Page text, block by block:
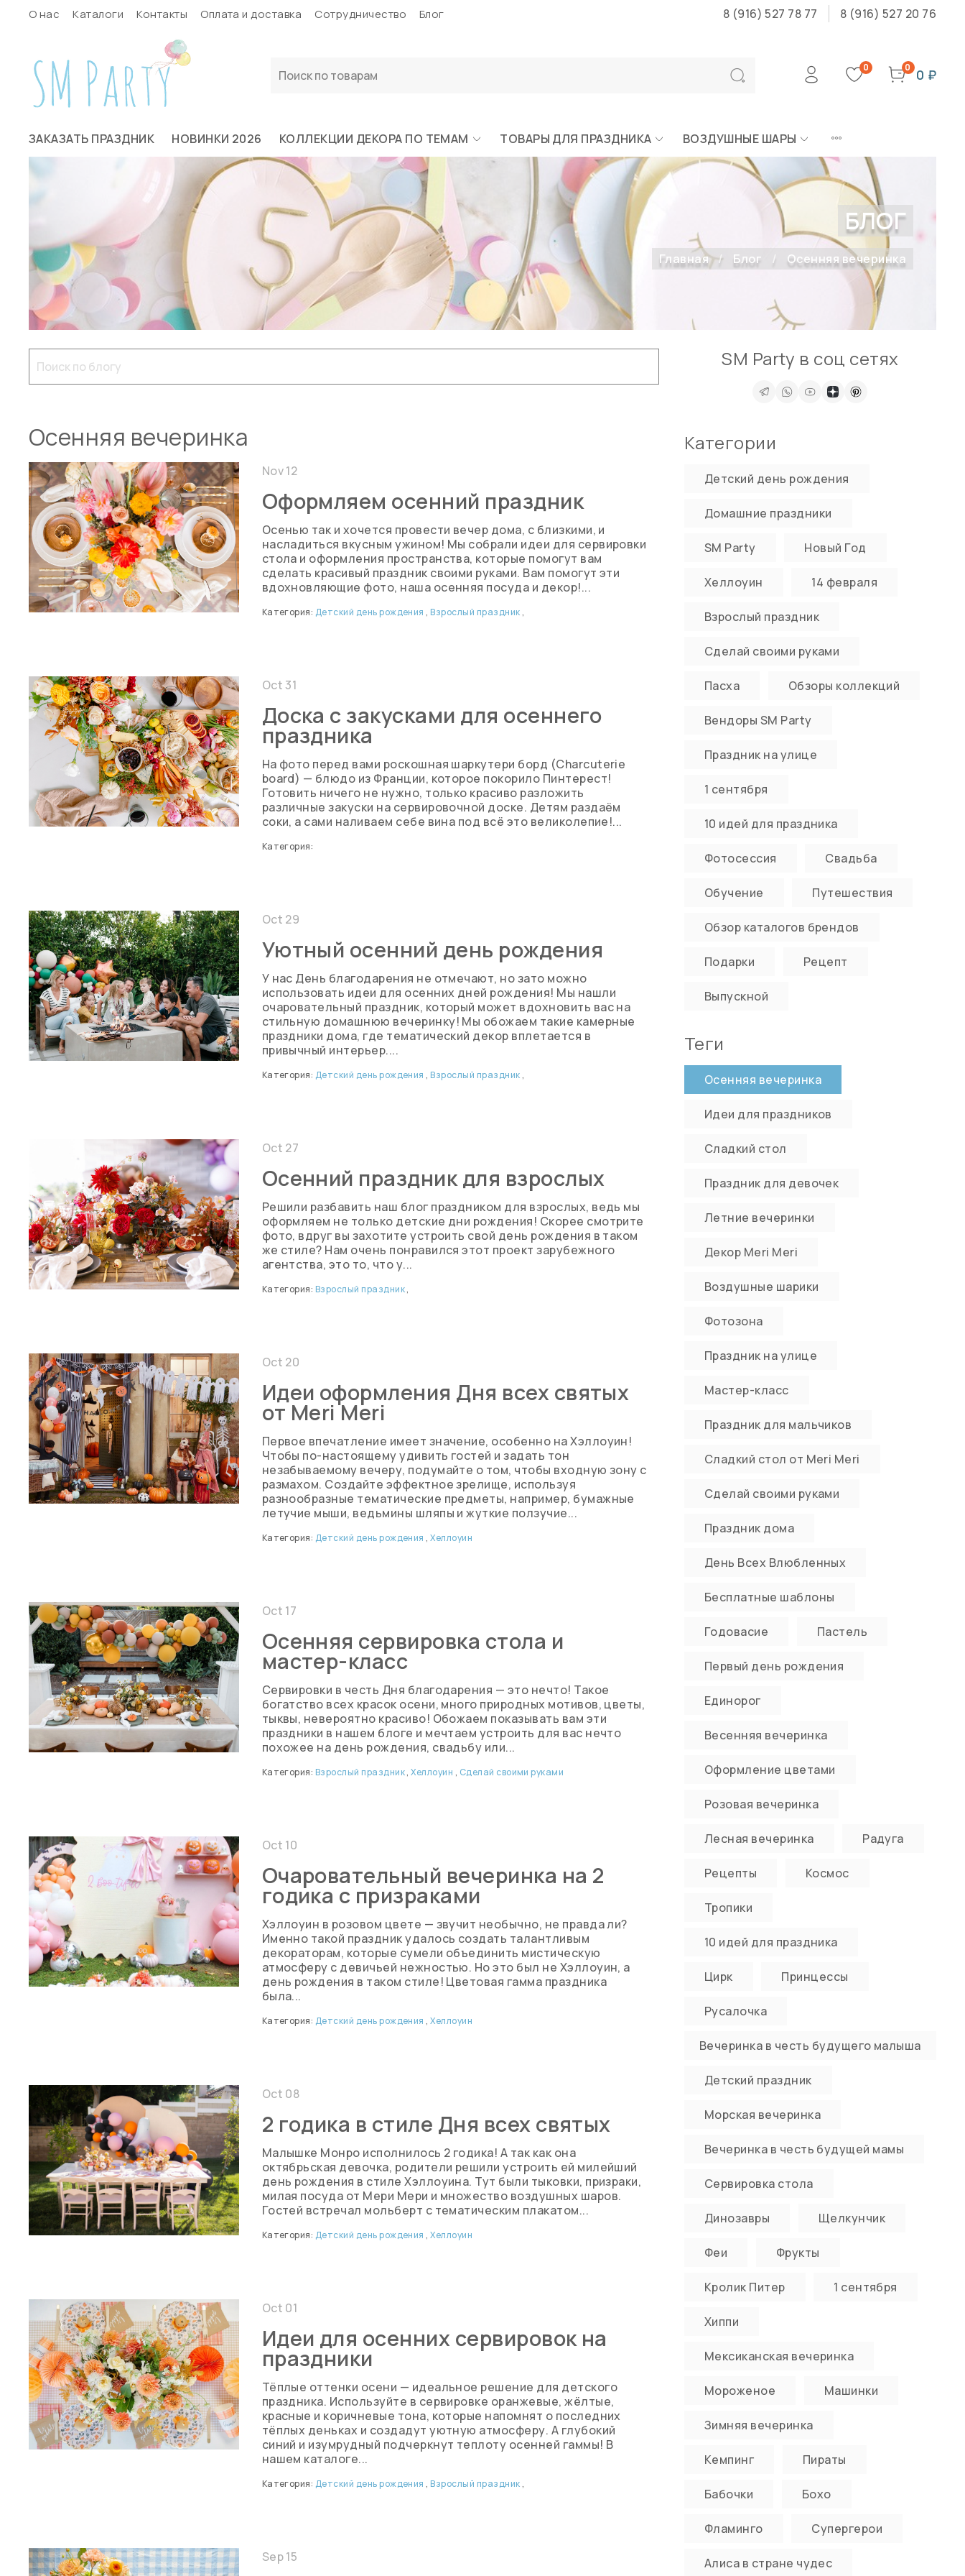
О нас Каталоги Контакты Оплата и доставка Сотрудничество Блог 8 (916) 527 78 77 8 (916) 527 20 76
0 0 0 ₽
ЗАКАЗАТЬ ПРАЗДНИК НОВИНКИ 2026 КОЛЛЕКЦИИ ДЕКОРА ПО ТЕМАМ ТОВАРЫ ДЛЯ ПРАЗДНИКА ВОЗДУШНЫЕ ШАРЫ
БЛОГ
Главная Блог Осенняя вечеринка
Осенняя вечеринка
Оформляем осенний праздник
Осенью так и хочется провести вечер дома, с близкими, и
насладиться вкусным ужином! Мы собрали идеи для сервировки
стола и оформления пространства, которые помогут вам
сделать красивый праздник своими руками. Вам помогут эти
вдохновляющие фото, наша осенняя посуда и декор!...
Nov 12
Категория: Детский день рождения,Взрослый праздник,
Доска с закусками для осеннего
праздника
На фото перед вами роскошная шаркутери борд (Charcuterie
board) — блюдо из Франции, которое покорило Пинтерест!
Готовить ничего не нужно, только красиво разложить
различные закуски на сервировочной доске. Детям раздаём
соки, а сами наливаем себе вина под всё это великолепие!...
Oct 31
Категория:
Уютный осенний день рождения
У нас День благодарения не отмечают, но зато можно
использовать идеи для осенних дней рождения! Мы нашли
очаровательный праздник, который может вдохновить вас на
стильную домашнюю вечеринку! Мы обожаем такие камерные
праздники дома, где тематический декор вплетается в
привычный интерьер....
Oct 29
Категория: Детский день рождения,Взрослый праздник,
Осенний праздник для взрослых
Решили разбавить наш блог праздником для взрослых, ведь мы
оформляем не только детские дни рождения! Скорее смотрите
фото, вдруг вы захотите устроить свой день рождения в таком
же стиле? Нам очень понравился этот проект зарубежного
агентства, это то, что у...
Oct 27
Категория: Взрослый праздник,
Идеи оформления Дня всех святых
от Meri Meri
Первое впечатление имеет значение, особенно на Хэллоуин!
Чтобы по-настоящему удивить гостей и задать тон
незабываемому вечеру, подумайте о том, чтобы входную зону с
размахом. Создайте эффектное зрелище, используя
разнообразные тематические предметы, например, бумажные
летучие мыши, ведьмины шляпы и жуткие ползучие...
Oct 20
Категория: Детский день рождения,Хеллоуин
Осенняя сервировка стола и
мастер-класс
Сервировки в честь Дня благодарения — это нечто! Такое
богатство всех красок осени, много природных мотивов, цветы,
тыквы, невероятно красиво! Обожаем показывать вам эти
праздники в нашем блоге и мечтаем устроить для вас нечто
похожее на день рождения, свадьбу или...
Oct 17
Категория: Взрослый праздник,Хеллоуин , Сделай своими руками
Очаровательный вечеринка на 2
годика с призраками
Хэллоуин в розовом цвете — звучит необычно, не правда ли?
Именно такой праздник удалось создать талантливым
декораторам, которые сумели объединить мистическую
атмосферу с девичьей нежностью. Но это был не Хэллоуин, а
день рождения в таком стиле! Цветовая гамма праздника
была...
Oct 10
Категория: Детский день рождения,Хеллоуин
2 годика в стиле Дня всех святых
Малышке Монро исполнилось 2 годика! А так как она
октябрьская девочка, родители решили устроить ей милейший
день рождения в стиле Хэллоуина. Тут были тыковки, призраки,
милая посуда от Мери Мери и множество воздушных шаров.
Гостей встречал мольберт с тематическим плакатом...
Oct 08
Категория: Детский день рождения,Хеллоуин
Идеи для осенних сервировок на
праздники
Тёплые оттенки осени — идеальное решение для детского
праздника. Используйте в сервировке оранжевые, жёлтые,
красные и коричневые тона, которые напомнят о последних
тёплых деньках и создадут уютную атмосферу. А глубокий
синий и изумрудный подчеркнут теплоту осенней гаммы! В
нашем каталоге...
Oct 01
Категория: Детский день рождения,Взрослый праздник,
Sep 15
SM Party в соц сетях
Категории
Детский день рождения
Домашние праздники
SM Party Новый Год
Хеллоуин 14 февраля
Взрослый праздник
Сделай своими руками
Пасха Обзоры коллекций
Вендоры SM Party
Праздник на улице
1 сентября
10 идей для праздника
Фотосессия Свадьба
Обучение Путешествия
Обзор каталогов брендов
Подарки Рецепт
Выпускной
Теги
Осенняя вечеринка
Идеи для праздников
Сладкий стол
Праздник для девочек
Летние вечеринки
Декор Meri Meri
Воздушные шарики
Фотозона
Праздник на улице
Мастер-класс
Праздник для мальчиков
Сладкий стол от Meri Meri
Сделай своими руками
Праздник дома
День Всех Влюбленных
Бесплатные шаблоны
Годовасие Пастель
Первый день рождения
Единорог
Весенняя вечеринка
Оформление цветами
Розовая вечеринка
Лесная вечеринка Радуга
Рецепты Космос
Тропики
10 идей для праздника
Цирк Принцессы
Русалочка
Вечеринка в честь будущего малыша
Детский праздник
Морская вечеринка
Вечеринка в честь будущей мамы
Сервировка стола
Динозавры Щелкунчик
Феи Фрукты
Кролик Питер 1 сентября
Хиппи
Мексиканская вечеринка
Мороженое Машинки
Зимняя вечеринка
Кемпинг Пираты
Бабочки Бохо
Фламинго Супергерои
Алиса в стране чудес